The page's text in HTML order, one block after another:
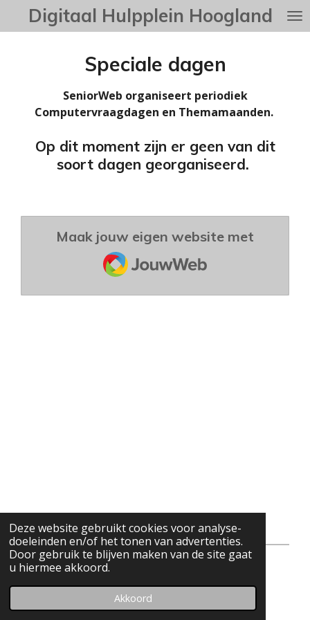
Deze website gebruikt cookies voor analyse-
doeleinden en/of het tonen van advertenties.
Door gebruik te blijven maken van de site gaat
u hiermee akkoord.
Akkoord
direct
Digitaal Hulpplein Hoogland
Speciale dagen
SeniorWeb organiseert periodiek
Computervraagdagen en Themamaanden.
Op dit moment zijn er geen van dit
soort dagen georganiseerd.
Maak jouw eigen website met
JouwWeb
© 2021 - 2026 Digitaal Hulpplein Hoogland